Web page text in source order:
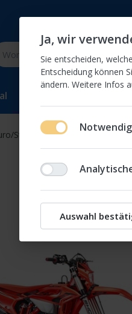
Strasse Beta RR X-Pro
Ja, wir
Sie entscheiden,
Entscheidung können
ändern. Weitere Infos
Auswahl